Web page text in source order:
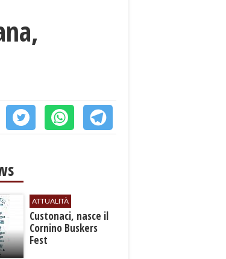
ATTUALITÀ
Custonaci, nasce il
Cornino Buskers
Fest